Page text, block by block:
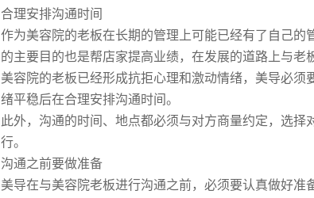
合理安排沟通时间
作为美容院的老板在长期的管理上可能已经有了自己的
的主要目的也是帮店家提高业绩，在发展的道路上与老
美容院的老板已经形成抗拒心理和激动情绪，美导必须
绪平稳后在合理安排沟通时间。
此外，沟通的时间、地点都必须与对方商量约定，选择
行。
沟通之前要做准备
美导在与美容院老板进行沟通之前，必须要认真做好准